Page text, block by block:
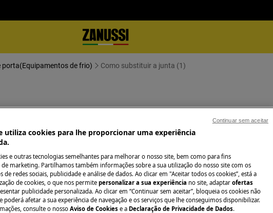
porta(Equipamentos de frio) Como substituir a junta (1)
aparelho e retire a ficha da
pesados são necessárias
utiliza cookies para lhe proporcionar uma experiência
e outras tecnologias semelhantes para melhorar o nosso site, bem como para fins
marketing. Partilhamos também informações sobre a sua utilização do nosso site com os
de redes sociais, publicidade e análise de dados. Ao clicar em "Aceitar todos os cookies”, está a
de cookies, o que nos permite personalizar a sua experiência no site, adaptar ofertas
publicidade personalizada. Ao clicar em “Continuar sem aceitar”, bloqueia os cookies não
poderá afetar a sua experiência de navegação e os serviços que lhe conseguimos disponibilizar.
consulte o nosso Aviso de Cookies e a Declaração de Privacidade de Dados.
Continuar sem aceitar